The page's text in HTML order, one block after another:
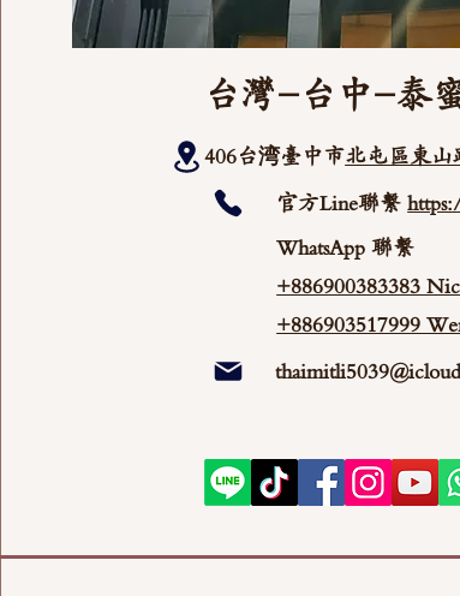
台灣-台中-泰
406台湾臺中市北屯區東山
官方Line聯繫
WhatsApp 聯繫
+886900383383
+886903517999